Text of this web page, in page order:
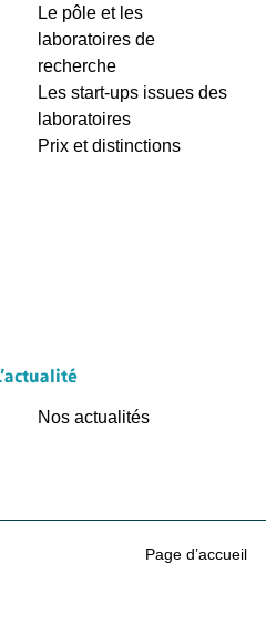
Le pôle et les
laboratoires de
recherche
Les start-ups issues des
laboratoires
Prix et distinctions
Nos actualités
Page d’accueil